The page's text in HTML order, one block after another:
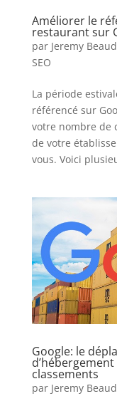
Améliorer le
restaurant sur
par Jeremy
SEO
La période
référencé sur
votre nombre de
de votre
vous. Voici
Google: le
classements
par Jeremy